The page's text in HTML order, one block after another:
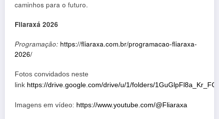
caminhos para o futuro.
Fliaraxá 2026
Programação: https://fliaraxa.com.br/programacao-fliaraxa-
2026/
Fotos convidados neste
link https://drive.google.com/drive/u/1/folders/
Imagens em vídeo: https://www.youtube.com/@Fliaraxa